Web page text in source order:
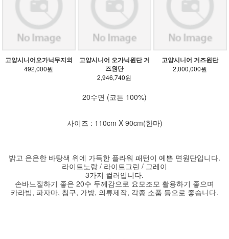
고양시니어오가닉무지외
492,000원
고양시니어 오가닉원단 거
즈원단
2,946,740원
고양시니어 거즈원단
2,000,000원
20수면 (코튼 100%)
사이즈 : 110cm X 90cm(한마)
밝고 은은한 바탕색 위에 가득한 플라워 패턴이 예쁜 면원단입니다.
라이트노랑 / 라이트그린 / 그레이
3가지 컬러입니다.
손바느질하기 좋은 20수 두께감으로 요모조모 활용하기 좋으며
카라빕, 파자마, 침구, 가방, 의류제작, 각종 소품 등으로 좋습니다.